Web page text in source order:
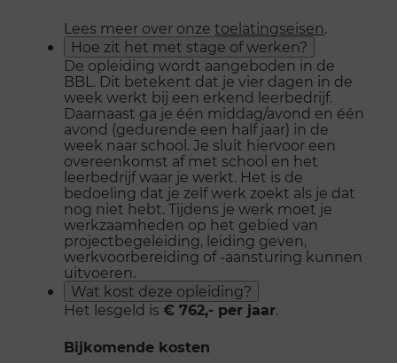
Lees meer over onze toelatingseisen.
Hoe zit het met stage of werken?
De opleiding wordt aangeboden in de
BBL. Dit betekent dat je vier dagen in de
week werkt bij een erkend leerbedrijf.
Daarnaast ga je één middag/avond en één
avond (gedurende een half jaar) in de
week naar school. Je sluit hiervoor een
overeenkomst af met school en het
leerbedrijf waar je werkt. Het is de
bedoeling dat je zelf werk zoekt als je dat
nog niet hebt. Tijdens je werk moet je
werkzaamheden op het gebied van
projectbegeleiding, leiding geven,
werkvoorbereiding of -aansturing kunnen
uitvoeren.
Wat kost deze opleiding?
Het lesgeld is € 762,- per jaar.
Bijkomende kosten